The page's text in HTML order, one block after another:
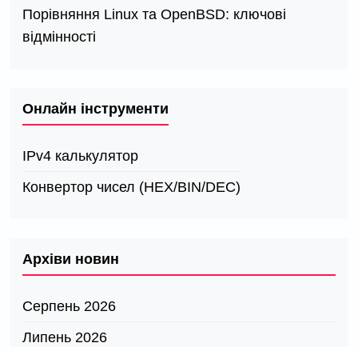
Порівняння Linux та OpenBSD: ключові
відмінності
Онлайн інструменти
IPv4 калькулятор
Конвертор чисел (HEX/BIN/DEC)
Архіви новин
Серпень 2026
Липень 2026